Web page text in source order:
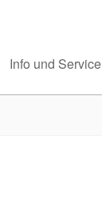
Info und Service